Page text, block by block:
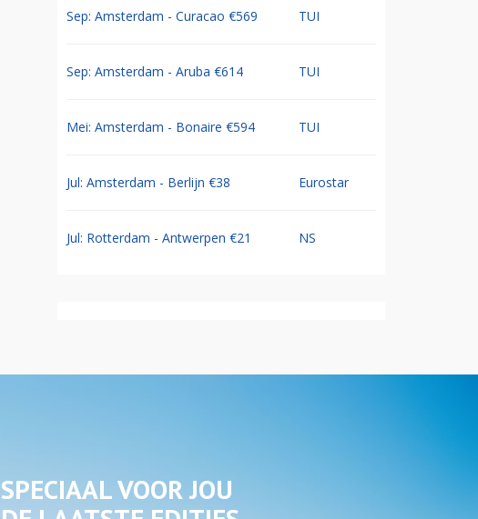
Sep: Amsterdam - Curacao €569 TUI
Sep: Amsterdam - Aruba €614 TUI
Mei: Amsterdam - Bonaire €594 TUI
Jul: Amsterdam - Berlijn €38 Eurostar
Jul: Rotterdam - Antwerpen €21 NS
SPECIAAL VOOR JOU